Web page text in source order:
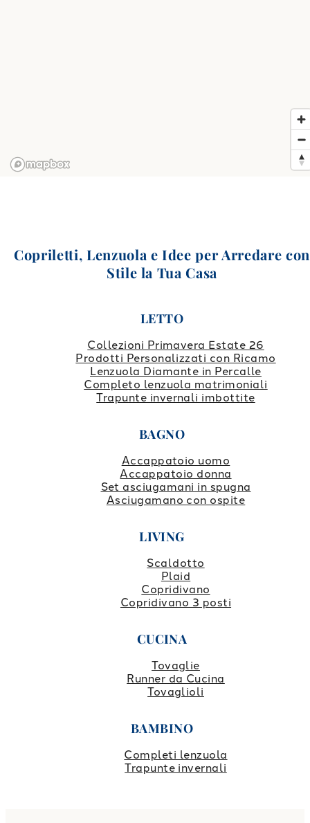
Copriletti, Lenzuola e Idee per Arredare con
Stile la Tua Casa
LETTO
Collezioni Primavera Estate 26
Prodotti Personalizzati con Ricamo
Lenzuola Diamante in Percalle
Completo lenzuola matrimoniali
Trapunte invernali imbottite
BAGNO
Accappatoio uomo
Accappatoio donna
Set asciugamani in spugna
Asciugamano con ospite
LIVING
Scaldotto
Plaid
Copridivano
Copridivano 3 posti
CUCINA
Tovaglie
Runner da Cucina
Tovaglioli
BAMBINO
Completi lenzuola
Trapunte invernali